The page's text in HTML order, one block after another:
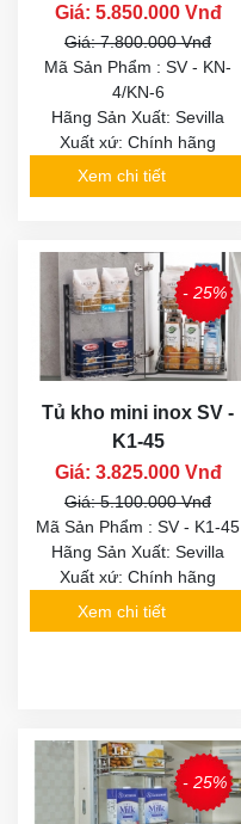
Giá: 5.850.000 Vnđ
Giá: 7.800.000 Vnđ
Mã Sản Phẩm : SV - KN-
4/KN-6
Hãng Sản Xuất: Sevilla
Xuất xứ: Chính hãng
Xem chi tiết
- 25%
Tủ kho mini inox SV -
K1-45
Giá: 3.825.000 Vnđ
Giá: 5.100.000 Vnđ
Mã Sản Phẩm : SV - K1-45
Hãng Sản Xuất: Sevilla
Xuất xứ: Chính hãng
Xem chi tiết
- 25%